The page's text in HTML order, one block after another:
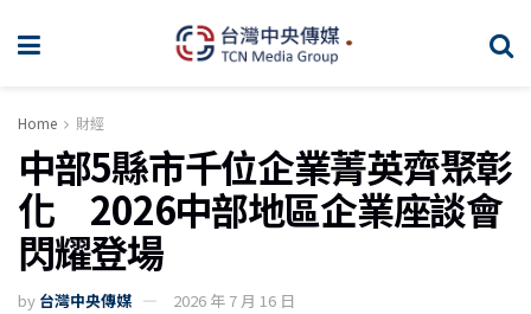
Home 財經
中部5縣市千位企業菁英齊聚彰
化 2026中部地區企業座談會
閃耀登場
by 台灣中央傳媒 2026 年 7 月 16 日